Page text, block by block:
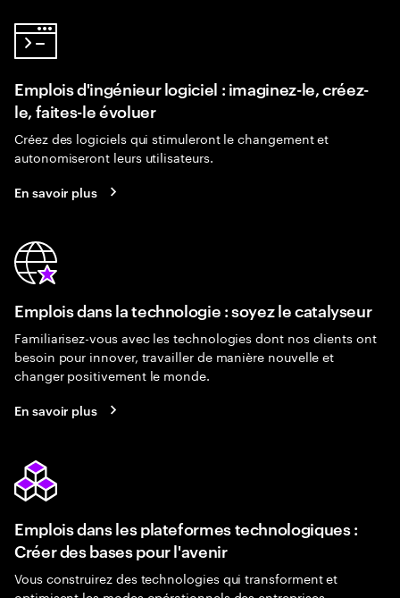
Emplois d'ingénieur logiciel : imaginez-le, créez-
le, faites-le évoluer
Créez des logiciels qui stimuleront le changement et
autonomiseront leurs utilisateurs.
En savoir plus
Emplois dans la technologie : soyez le catalyseur
Familiarisez-vous avec les technologies dont nos clients ont
besoin pour innover, travailler de manière nouvelle et
changer positivement le monde.
En savoir plus
Emplois dans les plateformes technologiques :
Créer des bases pour l'avenir
Vous construirez des technologies qui transforment et